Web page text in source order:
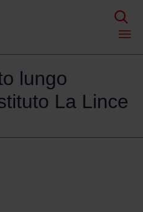

to
lungo
La Lince